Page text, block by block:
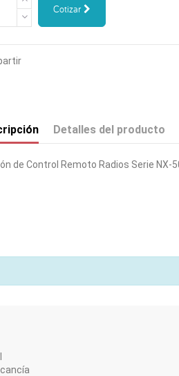
Cotizar
Detalles del producto
de Control Remoto Radios Serie NX-